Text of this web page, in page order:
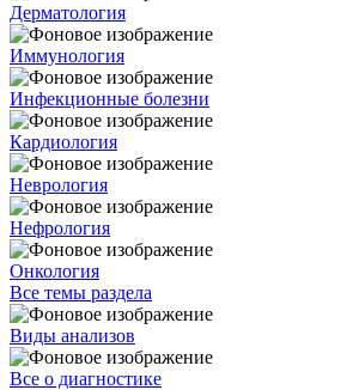
Дерматология
Иммунология
Инфекционные болезни
Кардиология
Неврология
Нефрология
Онкология
Все темы раздела
Виды анализов
Все о диагностике